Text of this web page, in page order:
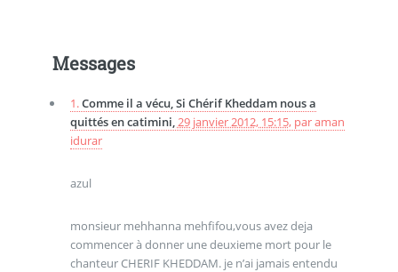
Messages
1.Comme il a vécu, Si Chérif Kheddam nous a
quittés en catimini,29 janvier 2012, 15:15, paraman
idurar
azul
monsieur mehhanna mehfifou,vous avez deja
commencer à donner une deuxieme mort pour le
chanteur CHERIF KHEDDAM. je n’ai jamais entendu